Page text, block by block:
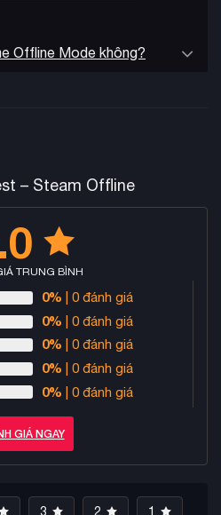
Offline Mode không?
– Steam Offline
TRUNG BÌNH
0% | 0 đánh giá
0% | 0 đánh giá
0% | 0 đánh giá
0% | 0 đánh giá
0% | 0 đánh giá
GIÁ NGAY
3 2 1